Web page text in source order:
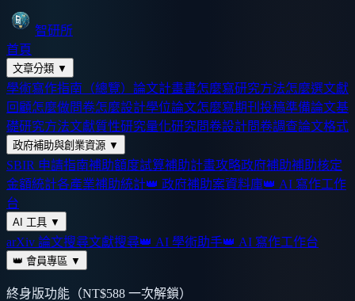
智研所
首頁
文章分類 ▼
學術寫作指南（總覽） 論文計畫書怎麼寫研究方法怎麼選文獻
回顧怎麼做問卷怎麼設計學位論文怎麼寫期刊投稿準備論文基
礎研究方法文獻質性研究量化研究問卷設計問卷調查論文格式
政府補助與創業資源 ▼
SBIR 申請指南補助額度試算補助計畫攻略政府補助補助核定
金額統計各產業補助統計👑 政府補助案資料庫👑 AI 寫作工作
台
AI 工具 ▼
arXiv 論文搜尋文獻搜尋👑 AI 學術助手👑 AI 寫作工作台
👑 會員專區 ▼
終身版功能（NT$588 一次解鎖）